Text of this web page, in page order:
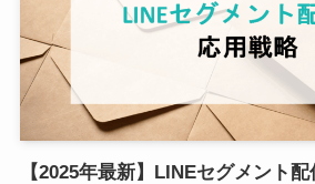
【2025年最新】LINEセグメント